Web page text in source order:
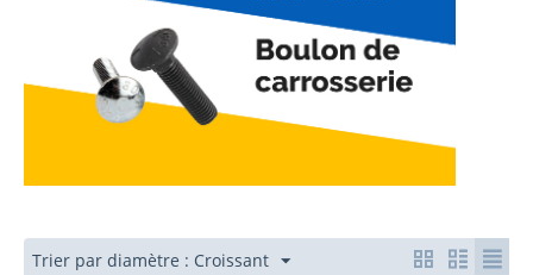
Trier par diamètre : Croissant